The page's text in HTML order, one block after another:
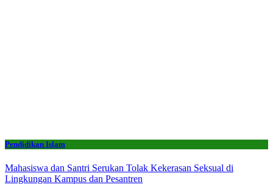
Pendidikan Islam
Mahasiswa dan Santri Serukan Tolak Kekerasan Seksual di
Lingkungan Kampus dan Pesantren